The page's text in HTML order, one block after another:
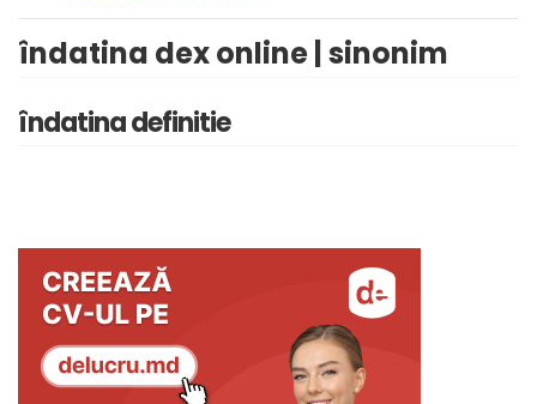
îndatina dex online | sinonim
îndatina definitie